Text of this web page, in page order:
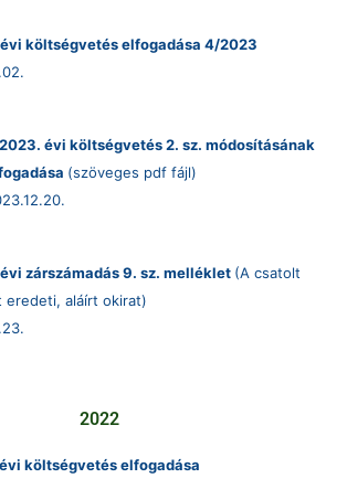
költségvetés elfogadása 4/2023
évi költségvetés 2. sz. módosításának
(szöveges pdf fájl)
zárszámadás 9. sz. melléklet (A csatolt
eredeti, aláírt okirat)
2022
költségvetés elfogadása